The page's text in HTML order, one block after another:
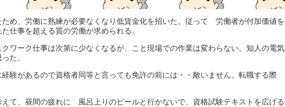
め、労働に熟練が必要なくなり低賃金化を招いた。従って 労働者が付加価値を
仕事を超える質の労働が求められる。
ワーク仕事は次第に少なくなるが、こと現場での作業は変わらない。知人の電気
た。
験があるので資格者同等と言っても免許の前には・・敵いません。転職する際
て、昼間の疲れに 風呂上りのビールと行かないで、資格試験テキストを広げる